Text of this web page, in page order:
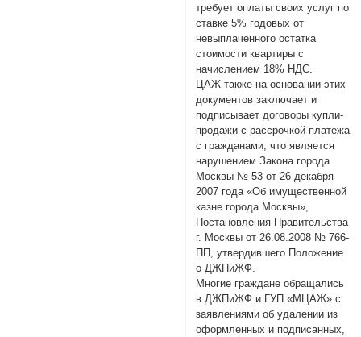
требует оплаты своих услуг по
ставке 5% годовых от
невыплаченного остатка
стоимости квартиры с
начислением 18% НДС.
ЦАЖ также на основании этих
документов заключает и
подписывает договоры купли-
продажи с рассрочкой платежа
с гражданами, что является
нарушением Закона города
Москвы № 53 от 26 декабря
2007 года «Об имущественной
казне города Москвы»,
Постановления Правительства
г. Москвы от 26.08.2008 № 766-
ПП, утвердившего Положение
о ДЖПиЖФ.
Многие граждане обращались
в ДЖПиЖФ и ГУП «МЦАЖ» с
заявлениями об удалении из
оформленных и подписанных,